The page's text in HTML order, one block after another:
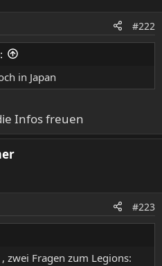
#222
in Japan
Infos freuen
#223
, zwei Fragen zum Legions: